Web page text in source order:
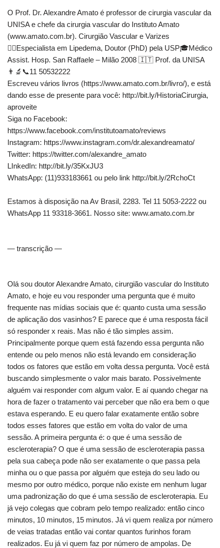
O Prof. Dr. Alexandre Amato é professor de cirurgia vascular da
UNISA e chefe da cirurgia vascular do Instituto Amato
(www.amato.com.br). Cirurgião Vascular e Varizes
👨‍⚕Especialista em Lipedema, Doutor (PhD) pela USP🎓Médico
Assist. Hosp. San Raffaele – Milão 2008 🇮🇹 Prof. da UNISA
👨‍🔬📞11 50532222
Escreveu vários livros (https://www.amato.com.br/livro/), e está
dando esse de presente para você: http://bit.ly/HistoriaCirurgia,
aproveite
Siga no Facebook:
https://www.facebook.com/institutoamato/reviews
Instagram: https://www.instagram.com/dr.alexandreamato/
Twitter: https://twitter.com/alexandre_amato
LInkedIn: http://bit.ly/35KxJU3
WhatsApp: (11)933183661 ou pelo link http://bit.ly/2RchoCt
Estamos à disposição na Av Brasil, 2283. Tel 11 5053-2222 ou
WhatsApp 11 93318-3661. Nosso site: www.amato.com.br
— transcrição —
Olá sou doutor Alexandre Amato, cirurgião vascular do Instituto
Amato, e hoje eu vou responder uma pergunta que é muito
frequente nas mídias sociais que é: quanto custa uma sessão
de aplicação dos vasinhos? E parece que é uma resposta fácil
só responder x reais. Mas não é tão simples assim.
Principalmente porque quem está fazendo essa pergunta não
entende ou pelo menos não está levando em consideração
todos os fatores que estão em volta dessa pergunta. Você está
buscando simplesmente o valor mais barato. Possivelmente
alguém vai responder com algum valor. E aí quando chegar na
hora de fazer o tratamento vai perceber que não era bem o que
estava esperando. E eu quero falar exatamente então sobre
todos esses fatores que estão em volta do valor de uma
sessão. A primeira pergunta é: o que é uma sessão de
escleroterapia? O que é uma sessão de escleroterapia passa
pela sua cabeça pode não ser exatamente o que passa pela
minha ou o que passa por alguém que esteja do seu lado ou
mesmo por outro médico, porque não existe em nenhum lugar
uma padronização do que é uma sessão de escleroterapia. Eu
já vejo colegas que cobram pelo tempo realizado: então cinco
minutos, 10 minutos, 15 minutos. Já vi quem realiza por número
de veias tratadas então vai contar quantos furinhos foram
realizados. Eu já vi quem faz por número de ampolas. De